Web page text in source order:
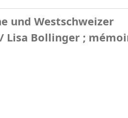
und Westschweizer
Lisa Bollinger ;